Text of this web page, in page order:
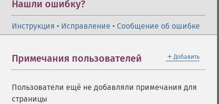
Нашли ошибку?
Инструкция • Исправление • Сообщение об ошибке
＋ Добавить
Примечания пользователей
Пользователи ещё не добавляли примечания для
страницы